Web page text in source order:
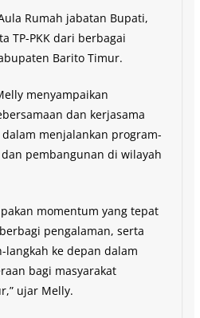
Rumah jabatan Bupati,
TP-PKK dari berbagai
Barito Timur.
menyampaikan
dan kerjasama
dalam menjalankan program-
pembangunan di wilayah
momentum yang tepat
pengalaman, serta
langkah ke depan dalam
bagi masyarakat
ujar Melly.